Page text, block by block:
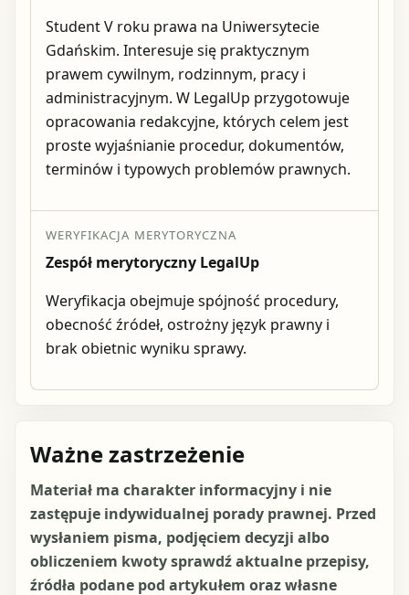
Student V roku prawa na Uniwersytecie
Gdańskim. Interesuje się praktycznym
prawem cywilnym, rodzinnym, pracy i
administracyjnym. W LegalUp przygotowuje
opracowania redakcyjne, których celem jest
proste wyjaśnianie procedur, dokumentów,
terminów i typowych problemów prawnych.
WERYFIKACJA MERYTORYCZNA
Zespół merytoryczny LegalUp
Weryfikacja obejmuje spójność procedury,
obecność źródeł, ostrożny język prawny i
brak obietnic wyniku sprawy.
Ważne zastrzeżenie
Materiał ma charakter informacyjny i nie
zastępuje indywidualnej porady prawnej. Przed
wysłaniem pisma, podjęciem decyzji albo
obliczeniem kwoty sprawdź aktualne przepisy,
źródła podane pod artykułem oraz własne